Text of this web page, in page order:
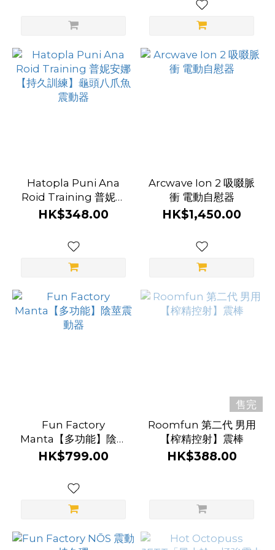
Hatopla Puni Ana
Roid Training 普妮安
娜【持久訓練】龜頭八
HK$348.00
Arcwave Ion 2 吸啜脈
衝 電動自慰器
HK$1,450.00
Fun Factory
Manta【多功能】陰莖
震動器
HK$799.00
售完
Roomfun 第二代 男用
【榨精控射】震棒
HK$388.00